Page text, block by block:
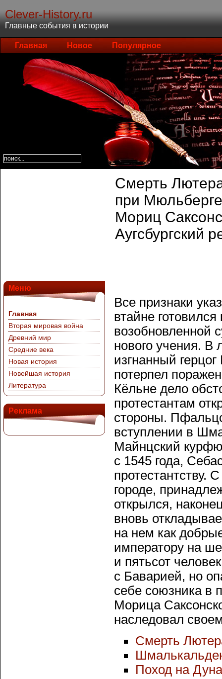
Clever-History.ru
Главные события в истории
Главная Новое Популярное
Меню
Главная
Вторая мировая война
Древний мир
Средние века
Новая история
Новейшая история
Литература
Реклама
Смерть
при
Мориц
Аугсбургский
Все признаки
втайне
возобновленной
нового учения. В
изгнанный
потерпел
Кёльне дело
протестантам
стороны.
вступлении в
Майнцский
с 1545 года,
протестантству.
городе,
открылся,
вновь
на нем как
императору на
и пятьсот
с Баварией, но
себе союзника в
Морица
наследовал
Смерть
Поход на